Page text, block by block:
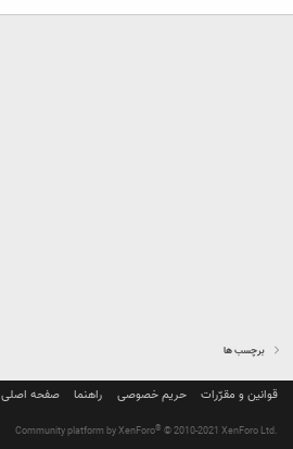
برچسب ها
قوانین و مقرّرات حریم خصوصی راهنما صفحه اصلی
Community platform by XenForo® © 2010-2021 XenForo Ltd.